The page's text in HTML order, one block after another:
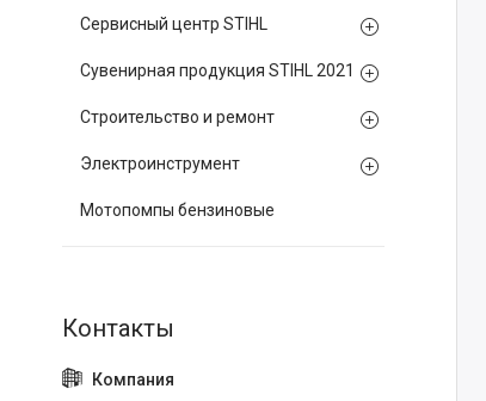
Сервисный центр STIHL
Сувенирная продукция STIHL 2021
Строительство и ремонт
Электроинструмент
Мотопомпы бензиновые